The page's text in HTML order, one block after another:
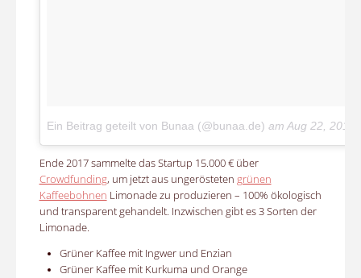
Ein Beitrag geteilt von Bunaa (@bunaa.de) am Aug 22, 2017
Ende 2017 sammelte das Startup 15.000 € über
Crowdfunding, um jetzt aus ungerösteten grünen
Kaffeebohnen Limonade zu produzieren – 100% ökologisch
und transparent gehandelt. Inzwischen gibt es 3 Sorten der
Limonade.
Grüner Kaffee mit Ingwer und Enzian
Grüner Kaffee mit Kurkuma und Orange